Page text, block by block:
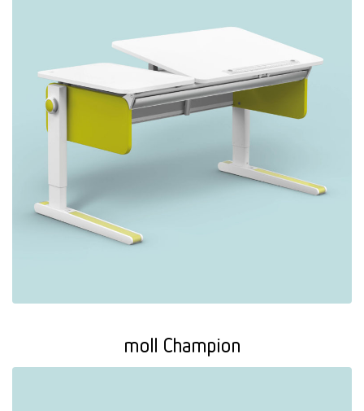
moll Champion